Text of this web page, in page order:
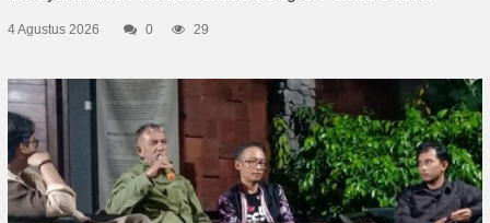
4 Agustus 2026 0 29